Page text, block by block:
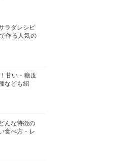
ラダレシピ
作る人気の
甘い・糖度
なども紹
んな特徴の
食べ方・レ